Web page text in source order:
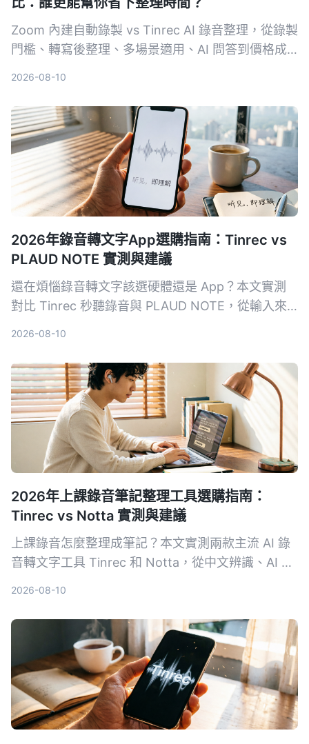
Zoom 內建自動錄製 vs Tinrec AI 錄音整理，從錄製
門檻、轉寫後整理、多場景適用、AI 問答到價格成
2026-08-10
2026年錄音轉文字App選購指南：Tinrec vs
PLAUD NOTE 實測與建議
還在煩惱錄音轉文字該選硬體還是 App？本文實測
對比 Tinrec 秒聽錄音與 PLAUD NOTE，從輸入來
2026-08-10
2026年上課錄音筆記整理工具選購指南：
Tinrec vs Notta 實測與建議
上課錄音怎麼整理成筆記？本文實測兩款主流 AI 錄
音轉文字工具 Tinrec 和 Notta，從中文辨識、AI 摘
2026-08-10